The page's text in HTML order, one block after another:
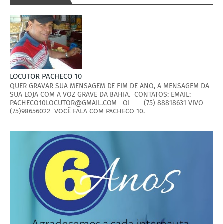
LOCUTOR PACHECO 10
QUER GRAVAR SUA MENSAGEM DE FIM DE ANO, A MENSAGEM DA
SUA LOJA COM A VOZ GRAVE DA BAHIA. CONTATOS: EMAIL:
PACHECO10LOCUTOR@GMAIL.COM OI (75) 88818631 VIVO
(75)98656022 VOCÊ FALA COM PACHECO 10.